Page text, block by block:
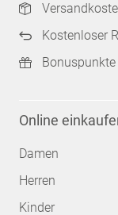
Kostenloser
Online
Damen
Herren
Kinder